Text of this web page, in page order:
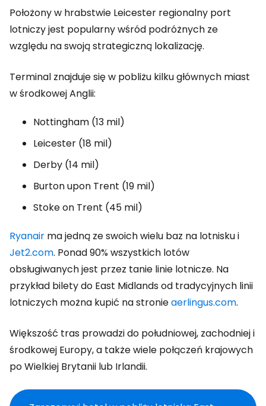
Położony w hrabstwie Leicester regionalny port
lotniczy jest popularny wśród podróżnych ze
względu na swoją strategiczną lokalizację.
Terminal znajduje się w pobliżu kilku głównych miast
w środkowej Anglii:
Nottingham (13 mil)
Leicester (18 mil)
Derby (14 mil)
Burton upon Trent (19 mil)
Stoke on Trent (45 mil)
Ryanair ma jedną ze swoich wielu baz na lotnisku i
Jet2.com. Ponad 90% wszystkich lotów
obsługiwanych jest przez tanie linie lotnicze. Na
przykład bilety do East Midlands od tradycyjnych linii
lotniczych można kupić na stronieaerlingus.com.
Większość tras prowadzi do południowej, zachodniej i
środkowej Europy, a także wiele połączeń krajowych
po Wielkiej Brytanii lub Irlandii.